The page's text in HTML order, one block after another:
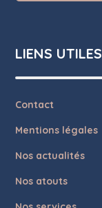
LIENS UTILES
Contact
Mentions légales
Nos actualités
Nos atouts